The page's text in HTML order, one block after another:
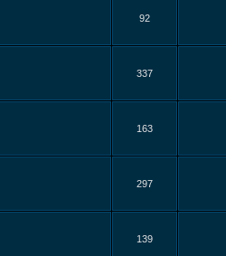
92
337
163
297
139